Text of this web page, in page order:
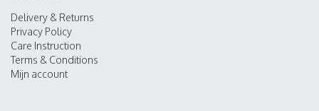
Delivery & Returns
Privacy Policy
Care Instruction
Terms & Conditions
Mijn account